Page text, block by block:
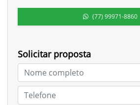
(77) 99971-8860
Solicitar proposta